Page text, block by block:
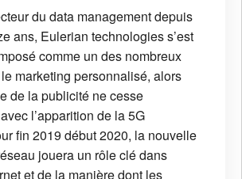
du data management depuis
ans, Eulerian technologies s’est
comme un des nombreux
marketing personnalisé, alors
de la publicité ne cesse
l’apparition de la 5G
fin 2019 début 2020, la nouvelle
jouera un rôle clé dans
et de la manière dont les